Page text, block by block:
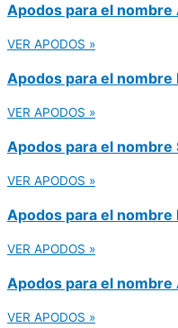
Apodos para el nombre
VER APODOS »
Apodos para el nombre
VER APODOS »
Apodos para el nombre
VER APODOS »
Apodos para el nombre
VER APODOS »
Apodos para el nombre
VER APODOS »